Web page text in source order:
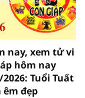
nay, xem tử vi
hôm nay
Tuổi Tuất
đẹp